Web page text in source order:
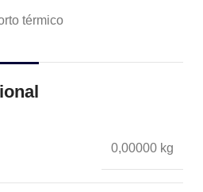
térmico
0,00000 kg